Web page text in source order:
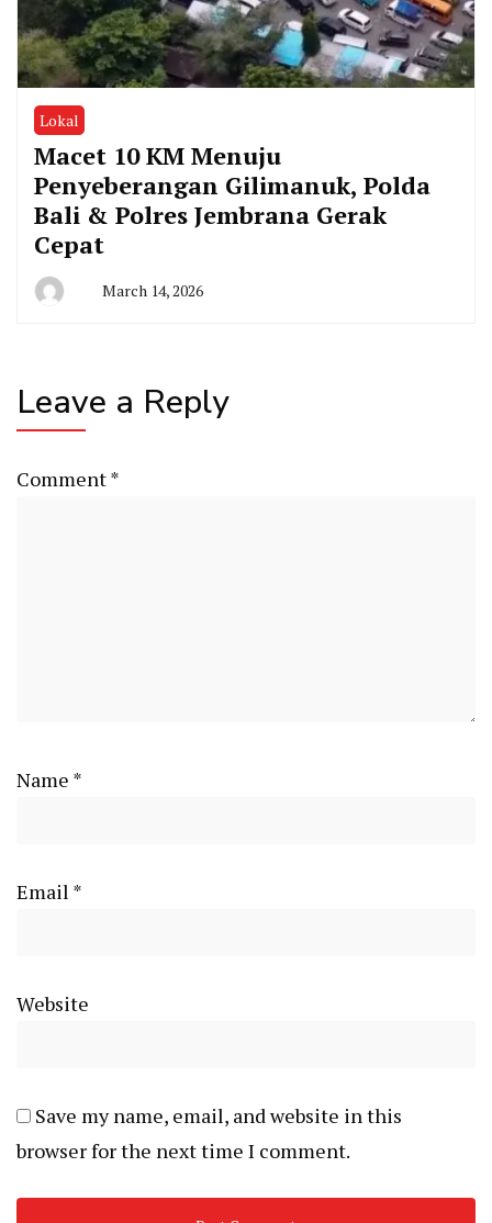
Lokal
Macet 10 KM Menuju
Penyeberangan Gilimanuk, Polda
Bali & Polres Jembrana Gerak
Cepat
March 14, 2026
Leave a Reply
Comment*
Name *
Email *
Website
Save my name, email, and website in this
browser for the next time I comment.